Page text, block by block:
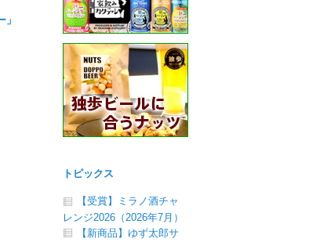
トピックス
【受賞】ミラノ酒チャ
レンジ2026（2026年7月）
【新商品】ゆず太郎サ